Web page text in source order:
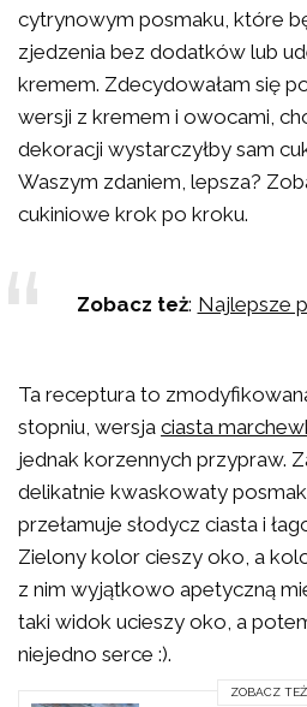
cytrynowym posmaku, które
zjedzenia bez dodatków lub
kremem. Zdecydowałam się
wersji z kremem i owocami,
dekoracji wystarczyłby sam
Waszym zdaniem, lepsza?
cukiniowe krok po kroku.
Zobacz też: Najlepsze
Ta receptura to
stopniu, wersjaciasta
jednak korzennych przypraw.
delikatnie kwaskowaty
przełamuje słodycz ciasta i
Zielony kolor cieszy oko, a
z nim wyjątkowo apetyczną
taki widok ucieszy oko, a
niejedno serce :).
ZOBACZ TEŻ